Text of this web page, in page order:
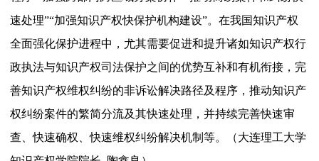
速处理”“加强知识产权快保护机构建设”。在我国知识产权
全面强化保护进程中，尤其需要促进和提升诸如知识产权行
政执法与知识产权司法保护之间的优势互补和有机衔接，完
善知识产权维权纠纷的非诉讼解决路径及程序，推动知识产
权纠纷案件的繁简分流及其快速处理，并持续完善快速审
查、快速确权、快速维权纠纷解决机制等。（大连理工大学